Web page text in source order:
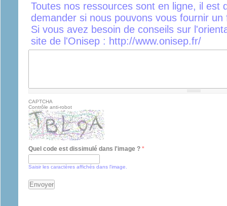
Toutes nos ressources sont en ligne, il est
demander si nous pouvons vous fournir
Si vous avez besoin de conseils sur
site de l'Onisep : http://www.onisep.fr/
CAPTCHA
Contrôle anti-robot
Quel code est dissimulé dans l'image ? *
Saisir les caractères affichés dans l'image.